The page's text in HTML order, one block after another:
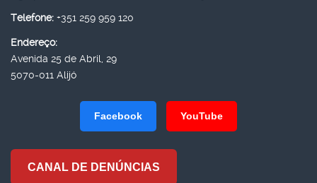
Telefone: +351 259 959 120
Endereço:
Avenida 25 de Abril, 29
5070-011 Alijó
Facebook YouTube
CANAL DE DENÚNCIAS